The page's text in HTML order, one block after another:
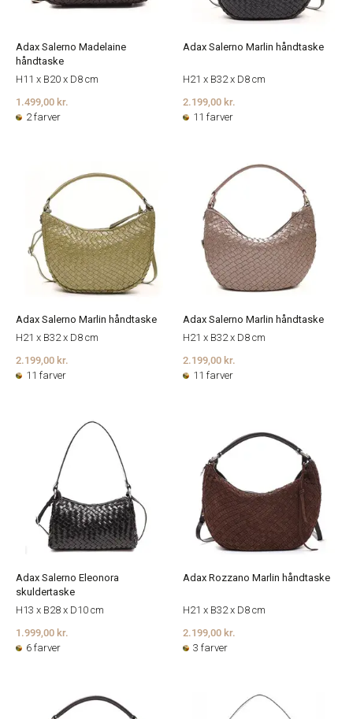
Adax Salerno Madelaine
håndtaske
H11 x B20 x D8 cm
1.499,00 kr.
2 farver
Adax Salerno Marlin håndtaske
H21 x B32 x D8 cm
2.199,00 kr.
11 farver
Adax Salerno Marlin håndtaske
H21 x B32 x D8 cm
2.199,00 kr.
11 farver
Adax Salerno Marlin håndtaske
H21 x B32 x D8 cm
2.199,00 kr.
11 farver
Adax Salerno Eleonora
skuldertaske
H13 x B28 x D10 cm
1.999,00 kr.
6 farver
Adax Rozzano Marlin håndtaske
H21 x B32 x D8 cm
2.199,00 kr.
3 farver